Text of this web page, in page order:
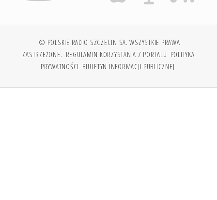
© POLSKIE RADIO SZCZECIN SA. WSZYSTKIE PRAWA
ZASTRZEŻONE. REGULAMIN KORZYSTANIA Z PORTALU POLITYKA
PRYWATNOŚCI BIULETYN INFORMACJI PUBLICZNEJ